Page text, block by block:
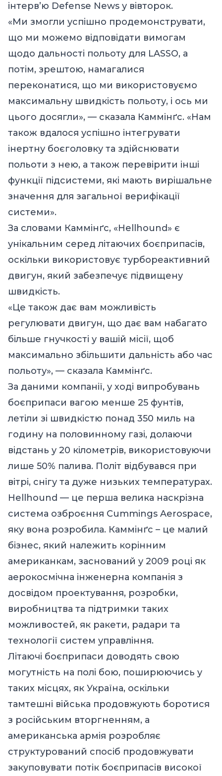
інтерв’ю Defense News у вівторок.
«Ми змогли успішно продемонструвати,
що ми можемо відповідати вимогам
щодо дальності польоту для LASSO, а
потім, зрештою, намагалися
переконатися, що ми використовуємо
максимальну швидкість польоту, і ось ми
цього досягли», — сказала Каммінґс. «Нам
також вдалося успішно інтегрувати
інертну боєголовку та здійснювати
польоти з нею, а також перевірити інші
функції підсистеми, які мають вирішальне
значення для загальної верифікації
системи».
За словами Каммінґс, «Hellhound» є
унікальним серед літаючих боєприпасів,
оскільки використовує турбореактивний
двигун, який забезпечує підвищену
швидкість.
«Це також дає вам можливість
регулювати двигун, що дає вам набагато
більше гнучкості у вашій місії, щоб
максимально збільшити дальність або час
польоту», — сказала Каммінґс.
За даними компанії, у ході випробувань
боєприпаси вагою менше 25 фунтів,
летіли зі швидкістю понад 350 миль на
годину на половинному газі, долаючи
відстань у 20 кілометрів, використовуючи
лише 50% палива. Політ відбувався при
вітрі, снігу та дуже низьких температурах.
Hellhound — це перша велика наскрізна
система озброєння Cummings Aerospace,
яку вона розробила. Каммінґс – це малий
бізнес, який належить корінним
американкам, заснований у 2009 році як
аерокосмічна інженерна компанія з
досвідом проектування, розробки,
виробництва та підтримки таких
можливостей, як ракети, радари та
технології систем управління.
Літаючі боєприпаси доводять свою
могутність на полі бою, поширюючись у
таких місцях, як Україна, оскільки
тамтешні війська продовжують боротися
з російським вторгненням, а
американська армія розробляє
структурований спосіб продовжувати
закуповувати потік боєприпасів високої